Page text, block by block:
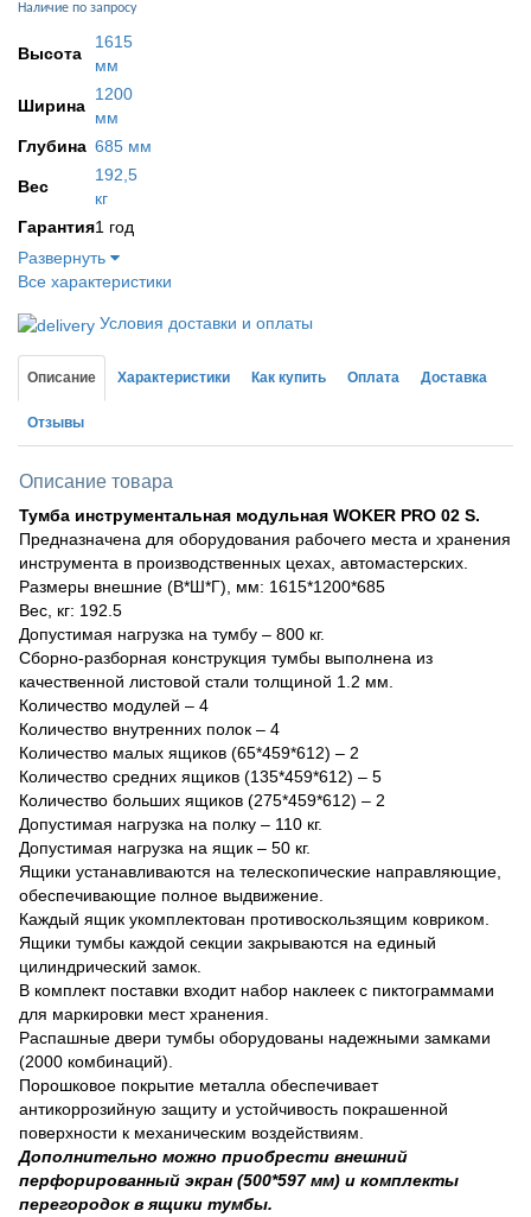
Наличие по запросу
Высота
1615
мм
Ширина
1200
мм
Глубина 685 мм
Вес
192,5
кг
Гарантия1 год
Развернуть
Все характеристики
Условия доставки и оплаты
Описание Характеристики Как купить Оплата Доставка
Отзывы
Описание товара
Тумба инструментальная модульная WOKER PRO 02 S.
Предназначена для оборудования рабочего места и хранения
инструмента в производственных цехах, автомастерских.
Размеры внешние (В*Ш*Г), мм: 1615*1200*685
Вес, кг: 192.5
Допустимая нагрузка на тумбу – 800 кг.
Сборно-разборная конструкция тумбы выполнена из
качественной листовой стали толщиной 1.2 мм.
Количество модулей – 4
Количество внутренних полок – 4
Количество малых ящиков (65*459*612) – 2
Количество средних ящиков (135*459*612) – 5
Количество больших ящиков (275*459*612) – 2
Допустимая нагрузка на полку – 110 кг.
Допустимая нагрузка на ящик – 50 кг.
Ящики устанавливаются на телескопические направляющие,
обеспечивающие полное выдвижение.
Каждый ящик укомплектован противоскользящим ковриком.
Ящики тумбы каждой секции закрываются на единый
цилиндрический замок.
В комплект поставки входит набор наклеек с пиктограммами
для маркировки мест хранения.
Распашные двери тумбы оборудованы надежными замками
(2000 комбинаций).
Порошковое покрытие металла обеспечивает
антикоррозийную защиту и устойчивость покрашенной
поверхности к механическим воздействиям.
Дополнительно можно приобрести внешний
перфорированный экран (500*597 мм) и комплекты
перегородок в ящики тумбы.